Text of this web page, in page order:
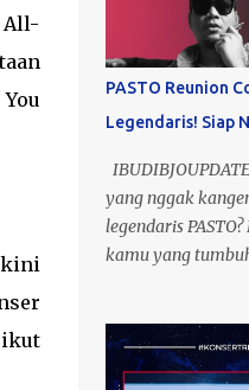
All-
PASTO Reunion
Legendaris! Siap
yang nggak
legendaris
kamu yang
Yup, ini bukan
dikasih nama